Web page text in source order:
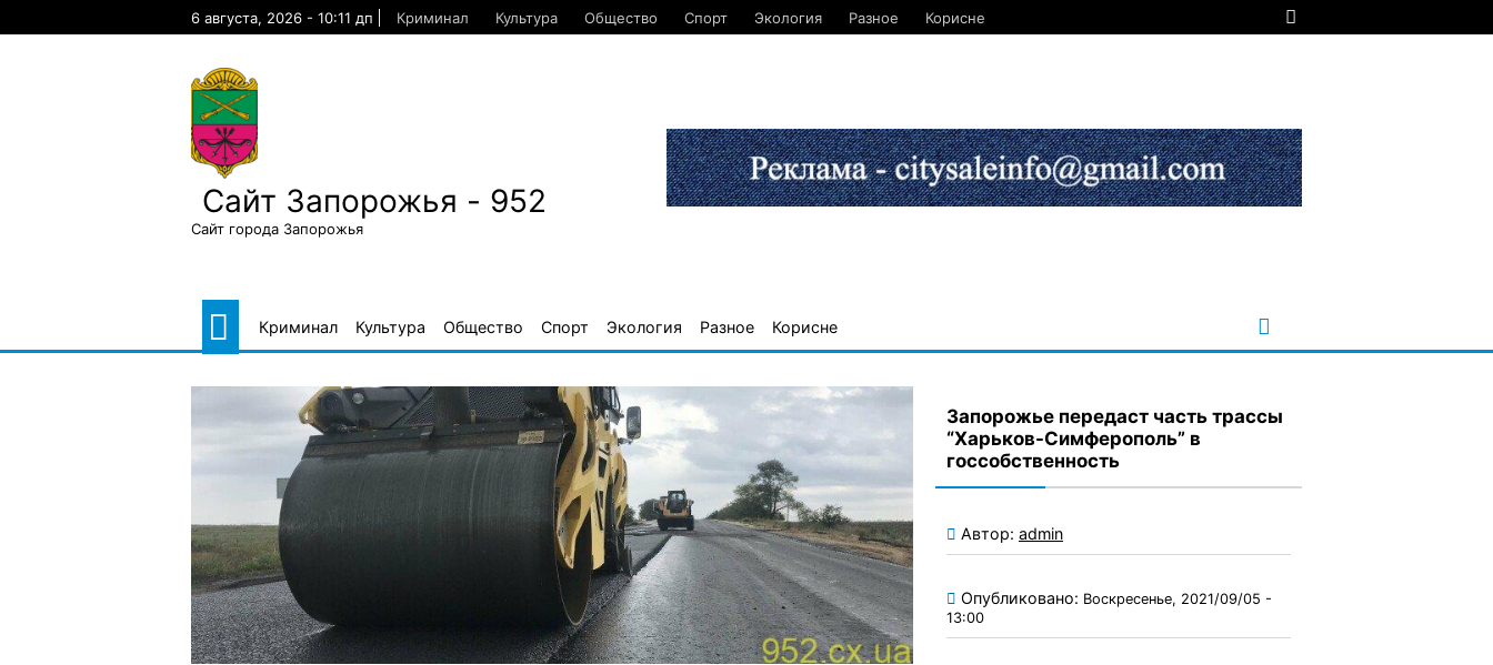
6 августа, 2026 - 10:11 дп Криминал Культура Общество Спорт Экология Разное Корисне
Сайт Запорожья - 952
Сайт города Запорожья
Криминал Культура Общество Спорт Экология Разное Корисне
Запорожье передаст часть трассы
“Харьков-Симферополь” в
госсобственность
Автор: admin
Опубликовано: Воскресенье, 2021/09/05 -
13:00